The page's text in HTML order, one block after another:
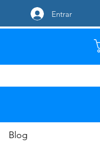
Entrar
Blog